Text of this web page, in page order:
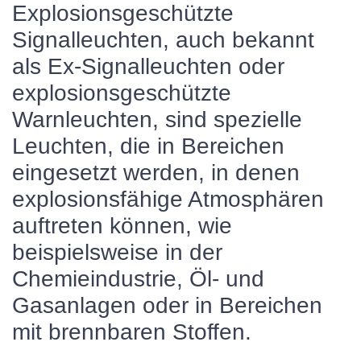
Explosionsgeschützte
Signalleuchten, auch bekannt
als Ex-Signalleuchten oder
explosionsgeschützte
Warnleuchten, sind spezielle
Leuchten, die in Bereichen
eingesetzt werden, in denen
explosionsfähige Atmosphären
auftreten können, wie
beispielsweise in der
Chemieindustrie, Öl- und
Gasanlagen oder in Bereichen
mit brennbaren Stoffen.